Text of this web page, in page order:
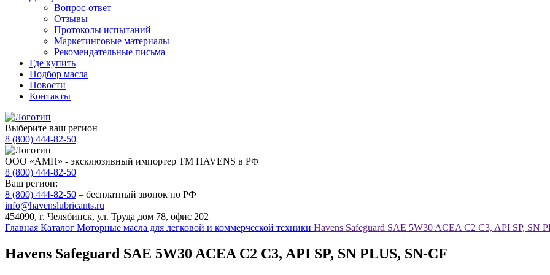
Вопрос-ответ
Отзывы
Протоколы испытаний
Маркетинговые материалы
Рекомендательные письма
Где купить
Подбор масла
Новости
Контакты
Выберите ваш регион
8 (800) 444-82-50
ООО «АМП» - эксклюзивный импортер ТМ HAVENS в РФ
8 (800) 444-82-50
Ваш регион:
8 (800) 444-82-50 – бесплатный звонок по РФ
info@havenslubricants.ru
454090, г. Челябинск, ул. Труда дом 78, офис 202
Главная Каталог Моторные масла для легковой и коммерческой техники Havens Safeguard SAE 5W30 ACEA C2 C3, API SP, SN
Havens Safeguard SAE 5W30 ACEA C2 C3, API SP, SN PLUS, SN-CF